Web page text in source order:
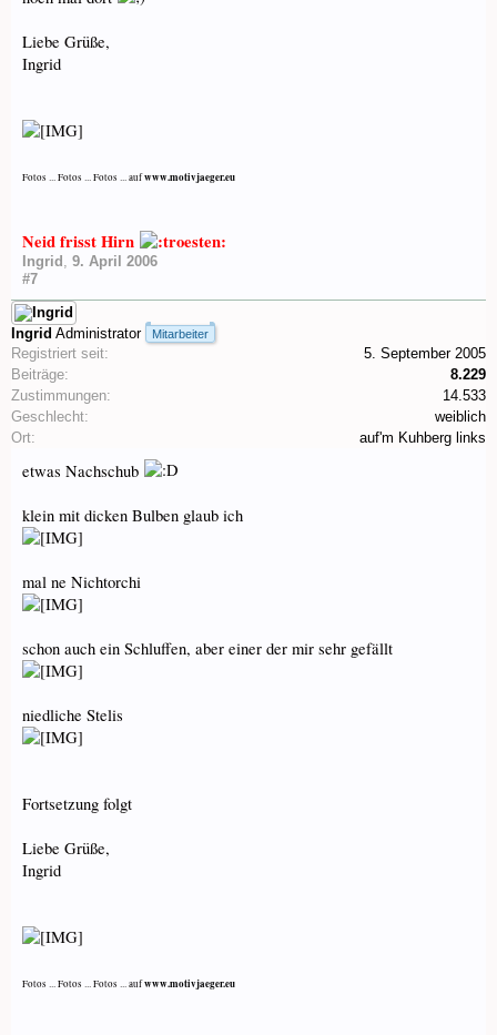
Liebe Grüße,
Ingrid
Fotos ... Fotos ... Fotos ... aufwww.motivjaeger.eu
Neid frisst Hirn
Ingrid , 9. April 2006
#7
Ingrid Administrator Mitarbeiter
Registriert seit:
5. September 2005
Beiträge:
8.229
Zustimmungen:
14.533
Geschlecht:
weiblich
Ort:
auf'm Kuhberg links
etwas Nachschub
klein mit dicken Bulben glaub ich
mal ne Nichtorchi
schon auch ein Schluffen, aber einer der mir sehr gefällt
niedliche Stelis
Fortsetzung folgt
Liebe Grüße,
Ingrid
Fotos ... Fotos ... Fotos ... aufwww.motivjaeger.eu